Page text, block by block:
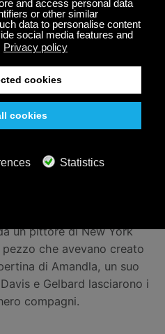
i dipinti di Miles
e dipingere fino a
Durante un periodo di
degli anni ’80, iniziò a
Cicely Tyson, gli
mentre si trovava in
Da lì iniziò una
fino alla fine dei suoi
un pittore di New York
che avevano creato
di Amandla, un suo
e Gelbard lasciarono i
compagni.